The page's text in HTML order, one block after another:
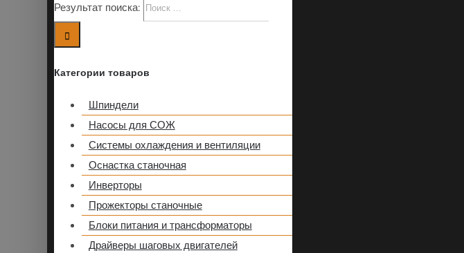
Результат поиска:
Категории товаров
Шпиндели
Насосы для СОЖ
Системы охлаждения и вентиляции
Оснастка станочная
Инверторы
Прожекторы станочные
Блоки питания и трансформаторы
Драйверы шаговых двигателей